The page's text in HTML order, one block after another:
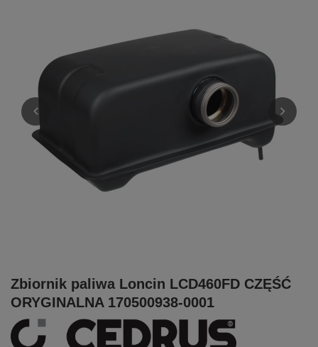
Zbiornik paliwa Loncin LCD460FD CZĘŚĆ
ORYGINALNA 170500938-0001